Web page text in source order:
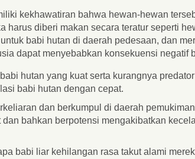
kekhawatiran bahwa hewan-hewan
harus diberi makan secara teratur seperti
babi hutan di daerah pedesaan, dan
dapat menyebabkan konsekuensi negatif
hutan yang kuat serta kurangnya
babi hutan dengan cepat.
dan berkumpul di daerah
bahkan berpotensi mengakibatkan
babi liar kehilangan rasa takut alami